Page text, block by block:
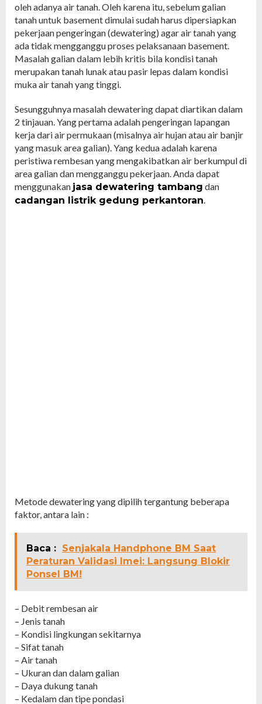
oleh adanya air tanah. Oleh karena itu, sebelum galian
tanah untuk basement dimulai sudah harus dipersiapkan
pekerjaan pengeringan (dewatering) agar air tanah yang
ada tidak mengganggu proses pelaksanaan basement.
Masalah galian dalam lebih kritis bila kondisi tanah
merupakan tanah lunak atau pasir lepas dalam kondisi
muka air tanah yang tinggi.
Sesungguhnya masalah dewatering dapat diartikan dalam
2 tinjauan. Yang pertama adalah pengeringan lapangan
kerja dari air permukaan (misalnya air hujan atau air banjir
yang masuk area galian). Yang kedua adalah karena
peristiwa rembesan yang mengakibatkan air berkumpul di
area galian dan mengganggu pekerjaan. Anda dapat
menggunakan jasa dewatering tambang dan
cadangan listrik gedung perkantoran
Metode dewatering yang dipilih tergantung beberapa
faktor, antara lain :
Baca : Senjakala Handphone BM Saat
Peraturan Validasi Imei: Langsung Blokir
Ponsel BM!
– Debit rembesan air
– Jenis tanah
– Kondisi lingkungan sekitarnya
– Sifat tanah
– Air tanah
– Ukuran dan dalam galian
– Daya dukung tanah
– Kedalam dan tipe pondasi